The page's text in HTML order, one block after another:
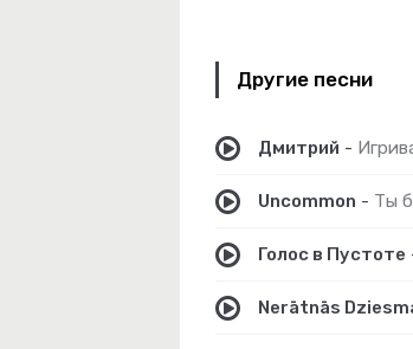
Другие песни
Дмитрий -
Uncommon - Ты
Голос в Пустоте
Nerātnās